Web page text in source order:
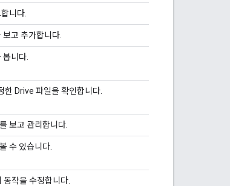
니다.
고 추가합니다.
니다.
Drive 파일을 확인합니다.
보고 관리합니다.
수 있습니다.
작을 수정합니다.